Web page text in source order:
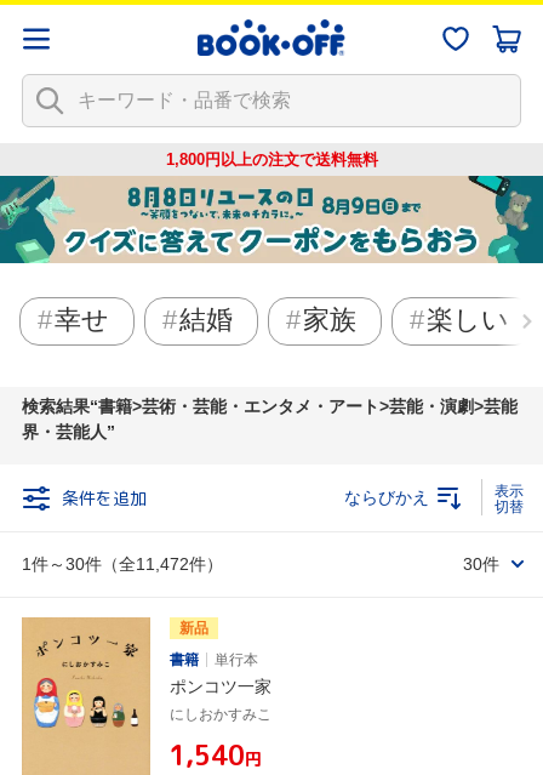
1,800円以上の注文で送料無料
幸せ 結婚 家族 楽しい
検索結果 書籍>芸術・芸能・エンタメ・アート>芸能・演劇>芸能
界・芸能人
条件を追加
1件～30件（全11,472件）
ならびかえ
30件
新品
書籍
単行本
ポンコツ一家
にしおかすみこ
¥1,540円